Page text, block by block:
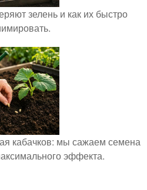
зелень и как их быстро
кабачков: мы сажаем семена
эффекта.